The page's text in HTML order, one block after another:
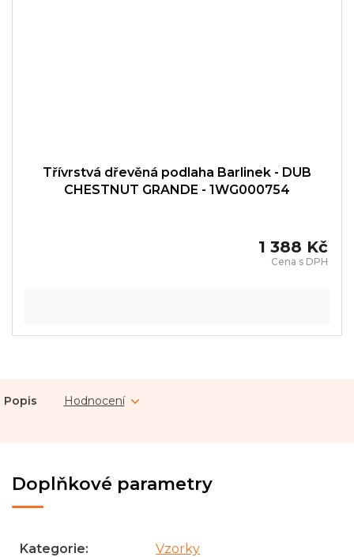
Třívrstvá dřevěná podlaha Barlinek - DUB
CHESTNUT GRANDE - 1WG000754
1 388 Kč
Popis Hodnocení
Doplňkové parametry
Kategorie: Vzorky